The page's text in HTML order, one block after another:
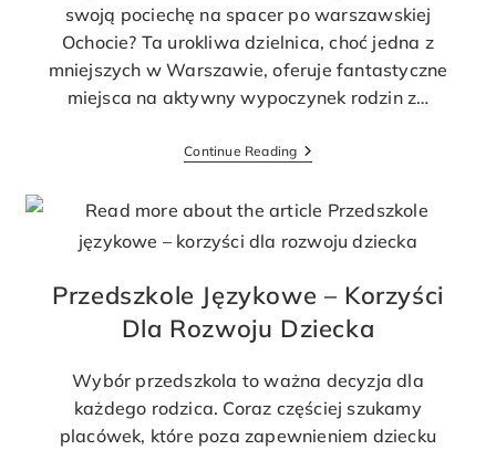
swoją pociechę na spacer po warszawskiej
Ochocie? Ta urokliwa dzielnica, choć jedna z
mniejszych w Warszawie, oferuje fantastyczne
miejsca na aktywny wypoczynek rodzin z…
Continue Reading
Przedszkole Językowe – Korzyści
Dla Rozwoju Dziecka
Wybór przedszkola to ważna decyzja dla
każdego rodzica. Coraz częściej szukamy
placówek, które poza zapewnieniem dziecku